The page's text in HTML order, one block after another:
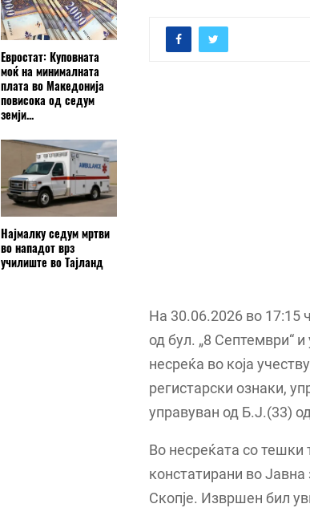
На 30.06.2026 во 17:15
од бул. „8 Септември“ и
несреќа во која
регистарски ознаки,
управуван од Б.Ј.(33)
Во несреќата со тешки
констатирани во
Скопје. Извршен бил
Евростат: Куповната
моќ на минималната
плата во Македонија
повисока од седум
земји...
Најмалку седум мртви
во нападот врз
училиште во Тајланд